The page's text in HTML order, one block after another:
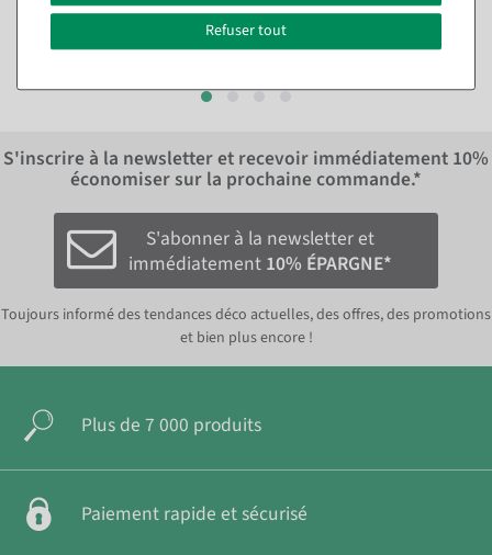
21,95 EUR hors TVA
26,12 €
S'inscrire à la newsletter et recevoir immédiatement 10%
économiser sur la prochaine commande.*
S'abonner à la newsletter et
immédiatement 10% ÉPARGNE*
Toujours informé des tendances déco actuelles, des offres, des promotions
et bien plus encore !
Plus de 7 000 produits
Paiement rapide et sécurisé
Refuser tout